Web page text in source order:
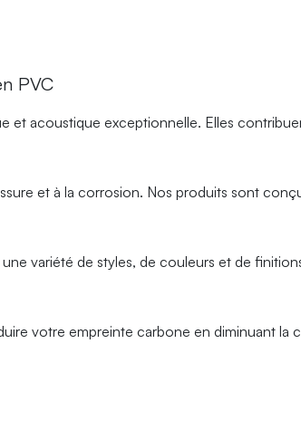
PVC
et acoustique exceptionnelle. Elles
et à la corrosion. Nos produits sont
variété de styles, de couleurs et de
votre empreinte carbone en diminuant la